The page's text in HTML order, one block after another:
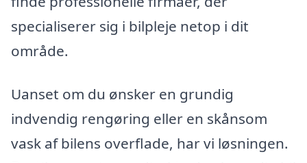
specialiserer sig i bilpleje netop i dit
område.
Uanset om du ønsker en grundig
indvendig rengøring eller en skånsom
vask af bilens overflade, har vi løsningen.